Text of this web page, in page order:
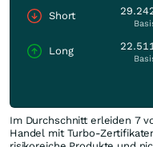
Short
Long
Im Durchschnitt erleiden 7
Handel mit Turbo-